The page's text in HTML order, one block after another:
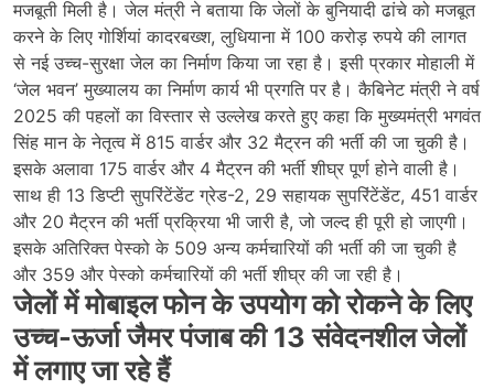
मजबूती मिली है। जेल मंत्री ने बताया कि जेलों के बुनियादी ढांचे को मजबूत
करने के लिए गोर्शियां कादरबख्श, लुधियाना में 100 करोड़ रुपये की लागत
से नई उच्च-सुरक्षा जेल का निर्माण किया जा रहा है। इसी प्रकार मोहाली में
‘जेल भवन’ मुख्यालय का निर्माण कार्य भी प्रगति पर है। कैबिनेट मंत्री ने वर्ष
2025 की पहलों का विस्तार से उल्लेख करते हुए कहा कि मुख्यमंत्री भगवंत
सिंह मान के नेतृत्व में 815 वार्डर और 32 मैट्रन की भर्ती की जा चुकी है।
इसके अलावा 175 वार्डर और 4 मैट्रन की भर्ती शीघ्र पूर्ण होने वाली है।
साथ ही 13 डिप्टी सुपरिंटेंडेंट ग्रेड-2, 29 सहायक सुपरिंटेंडेंट, 451 वार्डर
और 20 मैट्रन की भर्ती प्रक्रिया भी जारी है, जो जल्द ही पूरी हो जाएगी।
इसके अतिरिक्त पेस्को के 509 अन्य कर्मचारियों की भर्ती की जा चुकी है
और 359 और पेस्को कर्मचारियों की भर्ती शीघ्र की जा रही है।
जेलों में मोबाइल फोन के उपयोग को रोकने के लिए
उच्च-ऊर्जा जैमर पंजाब की 13 संवेदनशील जेलों
में लगाए जा रहे हैं